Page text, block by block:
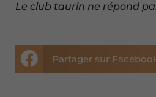
Le club taurin ne répond
 Partager sur